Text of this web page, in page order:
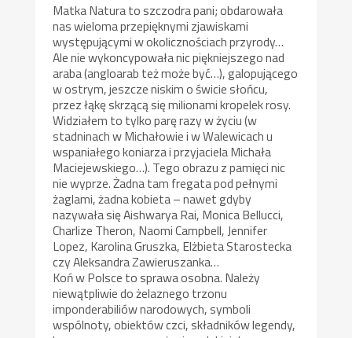
Matka Natura to szczodra pani; obdarowała
nas wieloma przepięknymi zjawiskami
występującymi w okolicznościach przyrody…
Ale nie wykoncypowała nic piękniejszego nad
araba (angloarab też może być…), galopującego
w ostrym, jeszcze niskim o świcie słońcu,
przez łąkę skrzącą się milionami kropelek rosy.
Widziałem to tylko parę razy w życiu (w
stadninach w Michałowie i w Walewicach u
wspaniałego koniarza i przyjaciela Michała
Maciejewskiego…). Tego obrazu z pamięci nic
nie wyprze. Żadna tam fregata pod pełnymi
żaglami, żadna kobieta – nawet gdyby
nazywała się Aishwarya Rai, Monica Bellucci,
Charlize Theron, Naomi Campbell, Jennifer
Lopez, Karolina Gruszka, Elżbieta Starostecka
czy Aleksandra Zawieruszanka…
Koń w Polsce to sprawa osobna. Należy
niewątpliwie do żelaznego trzonu
imponderabiliów narodowych, symboli
wspólnoty, obiektów czci, składników legendy,